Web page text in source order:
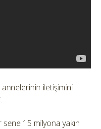
iletişimini
sene 15 milyona yakın